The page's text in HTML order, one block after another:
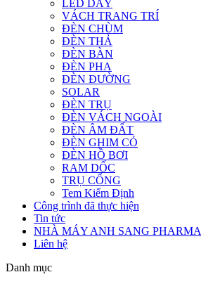
LED DÂY
VÁCH TRANG TRÍ
ĐÈN CHÙM
ĐÈN THẢ
ĐÈN BÀN
ĐÈN PHA
ĐÈN ĐƯỜNG
SOLAR
ĐÈN TRỤ
ĐÈN VÁCH NGOÀI
ĐÈN ÂM ĐẤT
ĐÈN GHIM CỎ
ĐÈN HỒ BƠI
RAM DỐC
TRỤ CỔNG
Tem Kiểm Định
Công trình đã thực hiện
Tin tức
NHÀ MÁY ANH SANG PHARMA
Liên hệ
Danh mục